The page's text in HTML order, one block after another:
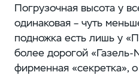
Погрузочная высота у
одинаковая – чуть
подножка есть лишь у
более дорогой
фирменная «секретка»,